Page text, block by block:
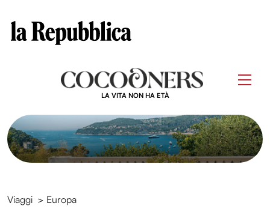
LA VITA NON HA ETÀ
Viaggi > Europa